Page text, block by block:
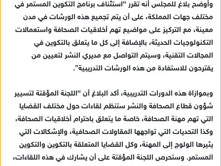
وأوضح بلاغ للمجلس أنه تقرر “استئناف برنامج التكوين المستمر في
مختلف جهات المملكة، على أن يتم تجميع هذه الورشات في مدن
معينة، مع التركيز على مواضيع تهم أخلاقيات الصحافة واستعمالات
التكنولوجيات الحديثة، بالإضافة إلى كل ما يتعلق بالتكوين في
المجالات التقنية، وسيتم التواصل مع مديري النشر لتعيين من
يقترحون للاستفادة من هذه الورشات التدريبية”.
وبموازاة هذه الدورات التدريبية، أكد البلاغ أن “اللجنة المؤقتة لتسيير
شؤون قطاع الصحافة والنشر ستنظم لقاءات حول مختلف القضايا
التي تهم مهنة الصحافة، خاصة ما يتعلق باحترام أخلاقيات الصحافة،
وكذا التحديات التي تواجهها المقاولات الصحافية، والإشكالات التي
يثيرها الولوج إلى المهنة، وكل القضايا المتعلقة بالتكوين والتكوين
المستمر. وستحرص اللجنة المؤقتة على أن يشارك في هذه اللقاءات،